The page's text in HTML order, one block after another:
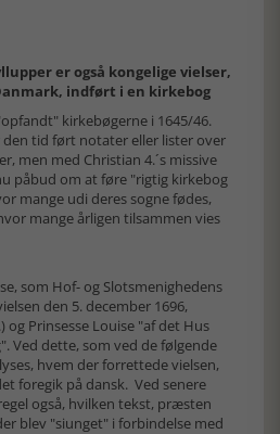
er også kongelige vielser,
indført i en kirkebog
kirkebøgerne i 1645/46.
tid ført notater eller lister over
men med Christian 4.´s missive
påbud om at føre "rigtig kirkebog
mange udi deres sogne fødes,
mange årligen tilsammen vies
som Hof- og Slotsmenighedens
den 5. december 1696,
og Prinsesse Louise "af det Hus
Ved dette, som ved de følgende
hvem der forrettede vielsen,
foregik på dansk. Ved senere
også, hvilken tekst, præsten
blev "siunget" i forbindelse med